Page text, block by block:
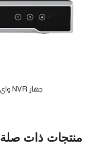
جهاز NVR واي فاي DS-7104NI-K1/W/M
منتجات ذات صلة